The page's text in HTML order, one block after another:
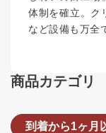
体制を確立。ク
など設備も万全
商品カテゴリ
到着から1ヶ月